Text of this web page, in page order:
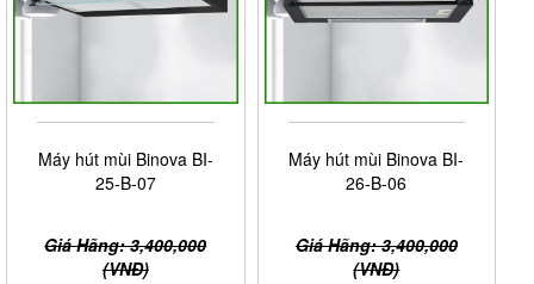
Máy hút mùi Binova BI-
25-B-07
Giá Hãng: 3,400,000
(VNĐ)
Máy hút mùi Binova BI-
26-B-06
Giá Hãng: 3,400,000
(VNĐ)